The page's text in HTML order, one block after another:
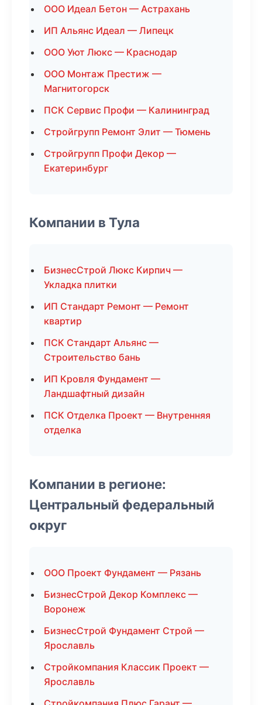
ООО Идеал Бетон — Астрахань
ИП Альянс Идеал — Липецк
ООО Уют Люкс — Краснодар
ООО Монтаж Престиж —
Магнитогорск
ПСК Сервис Профи — Калининград
Стройгрупп Ремонт Элит — Тюмень
Стройгрупп Профи Декор —
Екатеринбург
Компании в Тула
БизнесСтрой Люкс Кирпич —
Укладка плитки
ИП Стандарт Ремонт — Ремонт
квартир
ПСК Стандарт Альянс —
Строительство бань
ИП Кровля Фундамент —
Ландшафтный дизайн
ПСК Отделка Проект — Внутренняя
отделка
Компании в регионе:
Центральный федеральный
округ
ООО Проект Фундамент — Рязань
БизнесСтрой Декор Комплекс —
Воронеж
БизнесСтрой Фундамент Строй —
Ярославль
Стройкомпания Классик Проект —
Ярославль